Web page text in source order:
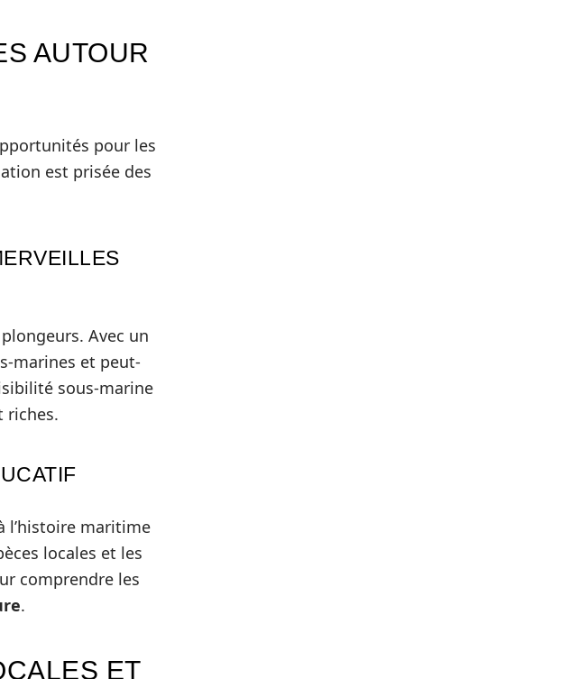
AUTOUR
pour les
est prisée des
Avec un
marines et peut-
sous-marine
riches.
l’histoire maritime
locales et les
comprendre les
.
ET